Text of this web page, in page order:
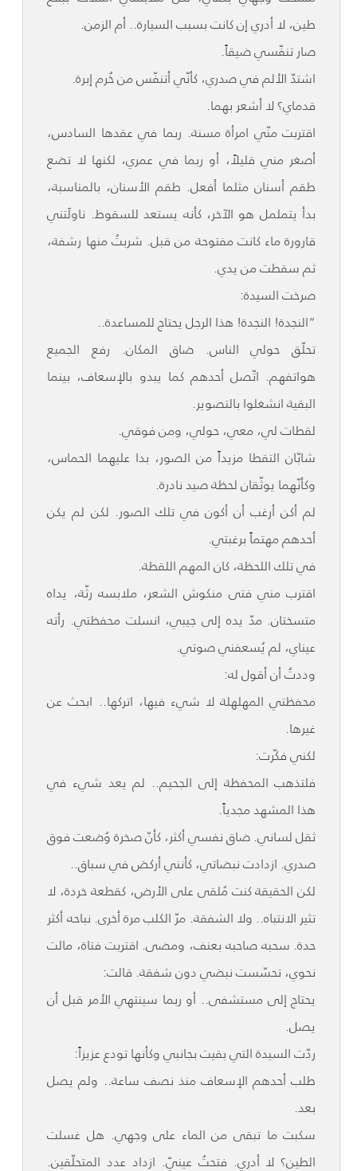
طين، لا أدري إن كانت بسبب السيارة.. أم الزمن.
صار تنفّسي ضيقاً.
اشتدّ الألم في صدري، كأنّي أتنفّس من خُرم إبرة.
قدماي؟ لا أشعر بهما.
اقتربت منّي امرأة مسنة. ربما في عقدها السادس،
أصغر مني قليلاً، أو ربما في عمري، لكنها لا تضع
طقم أسنان مثلما أفعل. طقم الأسنان، بالمناسبة،
بدأ يتململ هو الآخر، كأنه يستعد للسقوط. ناولَتني
قارورة ماء كانت مفتوحة من قبل. شربتُ منها رشفة،
ثم سقطت من يدي.
صرخت السيدة:
“النجدة! النجدة! هذا الرجل يحتاج للمساعدة..
تحلّق حولي الناس. ضاق المكان. رفع الجميع
هواتفهم. اتّصل أحدهم كما يبدو بالإسعاف، بينما
البقية انشغلوا بالتصوير.
لقطات لي، معي، حولي، ومن فوقي.
شابّان التقطا مزيداً من الصور، بدا عليهما الحماس،
وكأنّهما يوثّقان لحظة صيد نادرة.
لم أكن أرغب أن أكون في تلك الصور. لكن لم يكن
أحدهم مهتماً برغبتي.
في تلك اللحظة، كان المهم اللقطة.
اقترب مني فتى منكوش الشعر، ملابسه رثّة، يداه
متسختان. مدّ يده إلى جيبي، انسلت محفظتي. رأته
عيناي، لم يُسعفني صوتي.
وددتُ أن أقول له:
محفظتي المهلهلة لا شيء فيها، اتركها.. ابحث عن
غيرها.
لكني فكّرت:
فلتذهب المحفظة إلى الجحيم.. لم يعد شيء في
هذا المشهد مجدياً.
ثقل لساني. ضاق نفسي أكثر، كأنّ صخرة وُضعت فوق
صدري. ازدادت نبضاتي، كأنني أركض في سباق..
لكن الحقيقة كنت مُلقى على الأرض، كقطعة خردة، لا
تثير الانتباه.. ولا الشفقة. مرّ الكلب مرة أخرى. نباحه أكثر
حدة. سحبه صاحبه بعنف، ومضى. اقتربت فتاة، مالت
نحوي، تحسّست نبضي دون شفقة. قالت:
يحتاج إلى مستشفى.. أو ربما سينتهي الأمر قبل أن
يصل.
ردّت السيدة التي بقيت بجانبي وكأنها تودع عزيزاً:
طلب أحدهم الإسعاف منذ نصف ساعة.. ولم يصل
بعد.
سكبت ما تبقى من الماء على وجهي. هل غسلت
الطين؟ لا أدري. فتحتُ عينيّ. ازداد عدد المتحلّقين.